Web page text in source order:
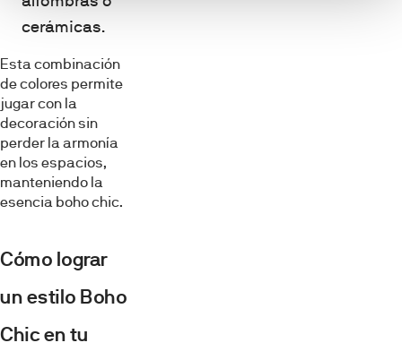
cerámicas.
Esta combinación
de colores permite
jugar con la
decoración sin
perder la armonía
en los espacios,
manteniendo la
esencia boho chic.
Cómo lograr
un estilo Boho
Chic en tu